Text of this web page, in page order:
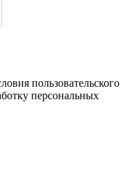
пользовательского
персональных